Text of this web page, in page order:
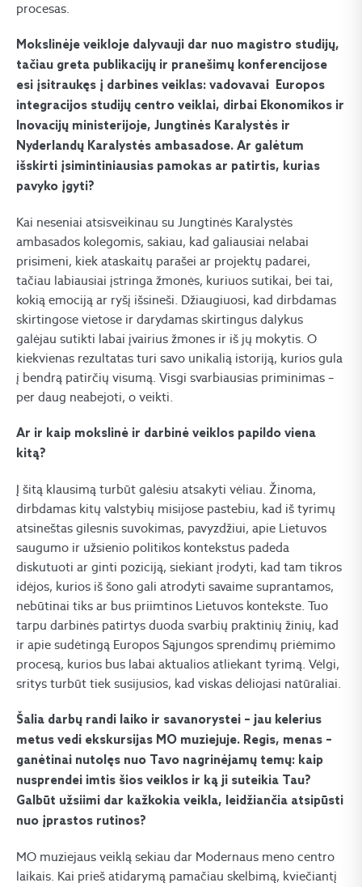
procesas.
Mokslinėje veikloje dalyvauji dar nuo magistro studijų,
tačiau greta publikacijų ir pranešimų konferencijose
esi įsitraukęs į darbines veiklas: vadovavai Europos
integracijos studijų centro veiklai, dirbai Ekonomikos ir
Inovacijų ministerijoje, Jungtinės Karalystės ir
Nyderlandų Karalystės ambasadose. Ar galėtum
išskirti įsimintiniausias pamokas ar patirtis, kurias
pavyko įgyti?
Kai neseniai atsisveikinau su Jungtinės Karalystės
ambasados kolegomis, sakiau, kad galiausiai nelabai
prisimeni, kiek ataskaitų parašei ar projektų padarei,
tačiau labiausiai įstringa žmonės, kuriuos sutikai, bei tai,
kokią emociją ar ryšį išsineši. Džiaugiuosi, kad dirbdamas
skirtingose vietose ir darydamas skirtingus dalykus
galėjau sutikti labai įvairius žmones ir iš jų mokytis. O
kiekvienas rezultatas turi savo unikalią istoriją, kurios gula
į bendrą patirčių visumą. Visgi svarbiausias priminimas –
per daug neabejoti, o veikti.
Ar ir kaip mokslinė ir darbinė veiklos papildo viena
kitą?
Į šitą klausimą turbūt galėsiu atsakyti vėliau. Žinoma,
dirbdamas kitų valstybių misijose pastebiu, kad iš tyrimų
atsineštas gilesnis suvokimas, pavyzdžiui, apie Lietuvos
saugumo ir užsienio politikos kontekstus padeda
diskutuoti ar ginti poziciją, siekiant įrodyti, kad tam tikros
idėjos, kurios iš šono gali atrodyti savaime suprantamos,
nebūtinai tiks ar bus priimtinos Lietuvos kontekste. Tuo
tarpu darbinės patirtys duoda svarbių praktinių žinių, kad
ir apie sudėtingą Europos Sąjungos sprendimų priėmimo
procesą, kurios bus labai aktualios atliekant tyrimą. Vėlgi,
sritys turbūt tiek susijusios, kad viskas dėliojasi natūraliai.
Šalia darbų randi laiko ir savanorystei – jau kelerius
metus vedi ekskursijas MO muziejuje. Regis, menas –
ganėtinai nutolęs nuo Tavo nagrinėjamų temų: kaip
nusprendei imtis šios veiklos ir ką ji suteikia Tau?
Galbūt užsiimi dar kažkokia veikla, leidžiančia atsipūsti
nuo įprastos rutinos?
MO muziejaus veiklą sekiau dar Modernaus meno centro
laikais. Kai prieš atidarymą pamačiau skelbimą, kviečiantį